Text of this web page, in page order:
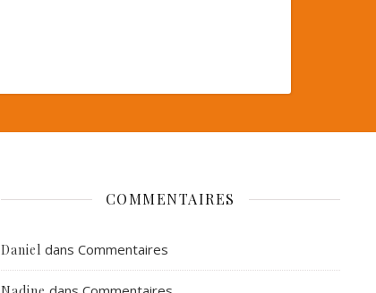
COMMENTAIRES
Daniel dans Commentaires